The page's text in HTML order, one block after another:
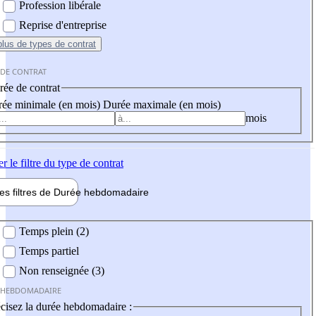
Profession libérale
Reprise d'entreprise
de types de contrat
CONTRAT
de contrat
minimale (en mois) Durée maximale (en mois)
mois
le filtre du type de contrat
filtres de Durée hebdomadaire
Temps plein (2)
Temps partiel
Non renseignée (3)
la durée hebdomadaire :